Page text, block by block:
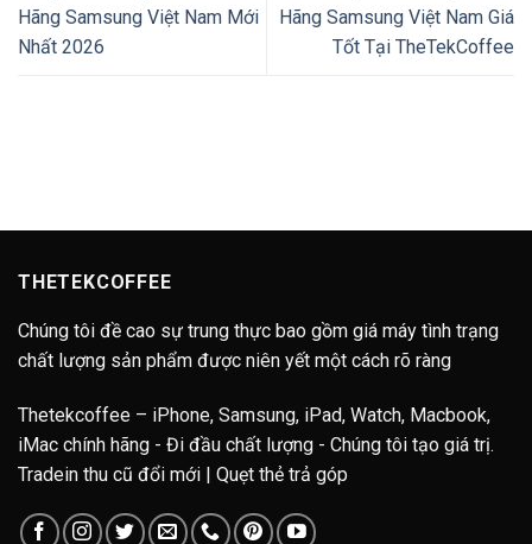
Hãng Samsung Việt Nam Mới
Nhất 2026
Hãng Samsung Việt Nam Giá
Tốt Tại TheTekCoffee
THETEKCOFFEE
Chúng tôi đề cao sự trung thực bao gồm giá máy tình trạng
chất lượng sản phẩm được niên yết một cách rõ ràng
Thetekcoffee – iPhone, Samsung, iPad, Watch, Macbook,
iMac chính hãng - Đi đầu chất lượng - Chúng tôi tạo giá trị.
Tradein thu cũ đổi mới | Quẹt thẻ trả góp